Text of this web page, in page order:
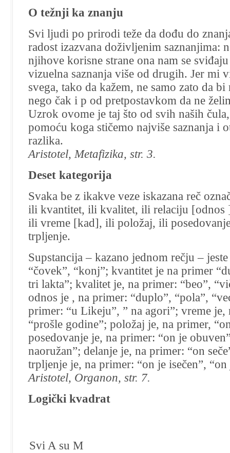
citati
O težnji ka znanju
Svi ljudi po prirodi teže da dođu do
radost izazvana doživljenim saznanjima:
njihove korisne strane ona nam se
vizuelna saznanja više od drugih. Jer mi
svega, tako da kažem, ne samo zato da
nego čak i p od pretpostavkom da ne
Uzrok ovome je taj što od svih naših
pomoću koga stičemo najviše saznanja i
razlika.
Aristotel, Metafizika, str. 3.
Deset kategorija
Svaka be z ikakve veze iskazana reč
ili kvantitet, ili kvalitet, ili relaciju [odnos
ili vreme [kad], ili položaj, ili
trpljenje.
Supstancija – kazano jednom rečju –
“čovek”, “konj”; kvantitet je na primer
tri lakta”; kvalitet je, na primer: “beo”,
odnos je , na primer: “duplo”, “pola”,
primer: “u Likeju”, ” na agori”; vreme je,
“prošle godine”; položaj je, na primer,
posedovanje je, na primer: “on je
naoružan”; delanje je, na primer: “on
trpljenje je, na primer: “on je isečen”,
Aristotel, Organon, str. 7.
Logički kvadrat
Svi A su M